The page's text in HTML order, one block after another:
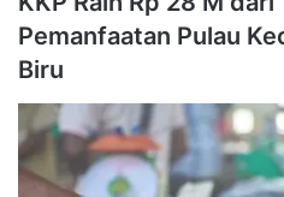
Pemanfaatan Pulau
Biru